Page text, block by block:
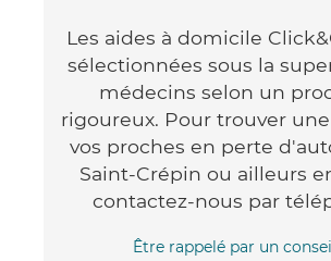
Les aides à domicile
sélectionnées sous la
médecins selon un
rigoureux. Pour trouver
vos proches en perte
Saint-Crépin ou ailleurs
contactez-nous par
Être rappelé par un